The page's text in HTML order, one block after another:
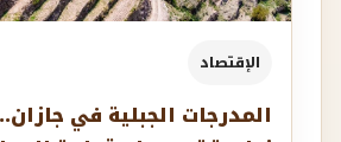
الإقتصاد
المدرجات الجبلية في